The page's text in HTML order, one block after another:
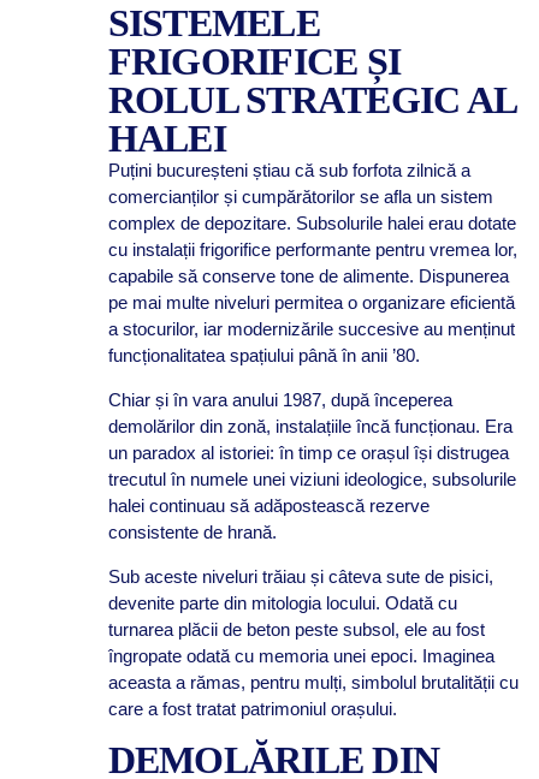
SISTEMELE
FRIGORIFICE ȘI
ROLUL STRATEGIC AL
HALEI
Puțini bucureșteni știau că sub forfota zilnică a
comercianților și cumpărătorilor se afla un sistem
complex de depozitare. Subsolurile halei erau dotate
cu instalații frigorifice performante pentru vremea lor,
capabile să conserve tone de alimente. Dispunerea
pe mai multe niveluri permitea o organizare eficientă
a stocurilor, iar modernizările succesive au menținut
funcționalitatea spațiului până în anii ’80.
Chiar și în vara anului 1987, după începerea
demolărilor din zonă, instalațiile încă funcționau. Era
un paradox al istoriei: în timp ce orașul își distrugea
trecutul în numele unei viziuni ideologice, subsolurile
halei continuau să adăpostească rezerve
consistente de hrană.
Sub aceste niveluri trăiau și câteva sute de pisici,
devenite parte din mitologia locului. Odată cu
turnarea plăcii de beton peste subsol, ele au fost
îngropate odată cu memoria unei epoci. Imaginea
aceasta a rămas, pentru mulți, simbolul brutalității cu
care a fost tratat patrimoniul orașului.
DEMOLĂRILE DIN